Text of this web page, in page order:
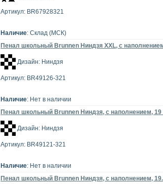
Артикул: BR67928321
Наличие: Склад (МСК)
Пенал школьный Brunnen Ниндзя XXL, с
Дизайн: Ниндзя
Артикул: BR49126-321
Наличие: Нет в наличии
Пенал школьный Brunnen Ниндзя, с наполнением, 19
Дизайн: Ниндзя
Артикул: BR49121-321
Наличие: Нет в наличии
Пенал школьный Brunnen Ниндзя, с наполнением,